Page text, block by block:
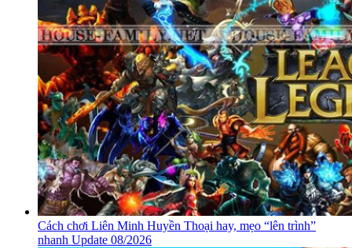
Cách chơi Liên Minh Huyền Thoại hay, mẹo “lên trình”
nhanh Update 08/2026